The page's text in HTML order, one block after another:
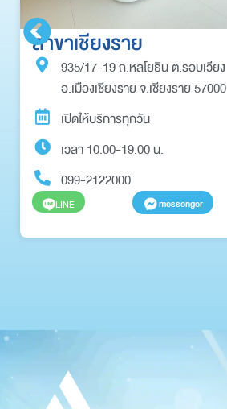
สาขาเชียงราย
935/17-19 ถ.หลโยธิน ต.รอบเวียง
อ.เมืองเชียงราย จ.เชียงราย 57000
เปิดให้บริการทุกวัน
เวลา 10.00-19.00 น.
099-2122000
LINE messenger